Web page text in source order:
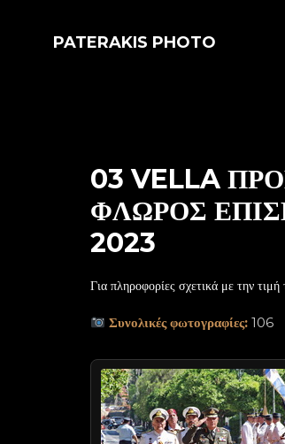
PATERAKIS PHOTO
03 VELLA
ΦΛΩΡΟΣ
2023
Για πληροφορίες σχετικά με την
Συνολικές φωτογραφίες: 106